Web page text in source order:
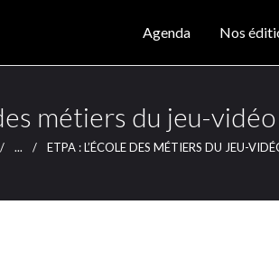
Agenda Nos
métiers du jeu-vidéo
... ETPA : L’ÉCOLE DES MÉTIERS DU JEU-
CLUTCH